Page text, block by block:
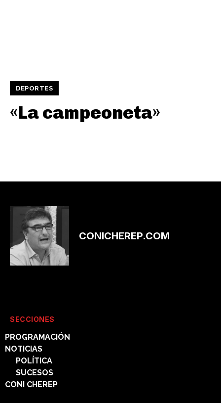
DEPORTES
«La campeoneta»
CONICHEREP.COM
SECCIONES
PROGRAMACIÓN
NOTICIAS
POLÍTICA
SUCESOS
CONI CHEREP